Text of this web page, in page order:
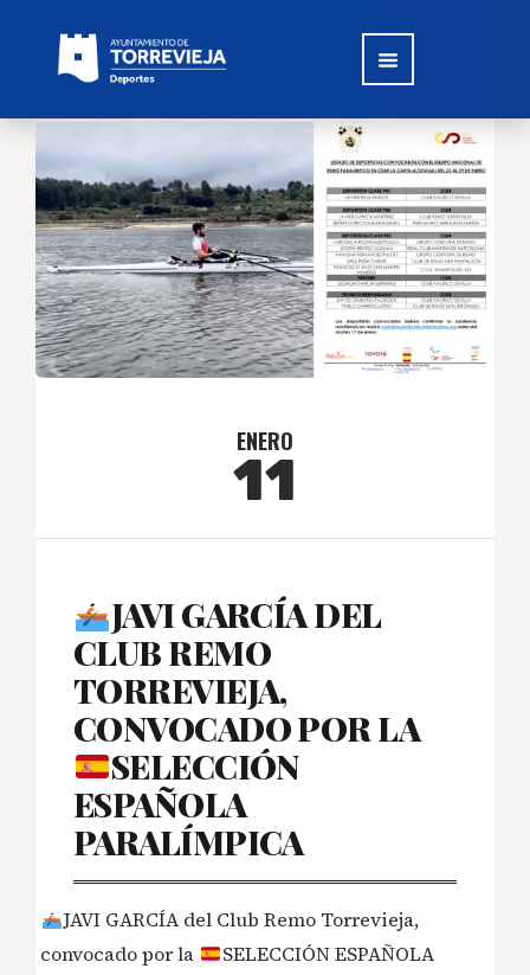
ENERO
11
JAVI GARCÍA DEL
CLUB REMO
TORREVIEJA,
CONVOCADO POR LA
SELECCIÓN
ESPAÑOLA
PARALÍMPICA
JAVI GARCÍA del Club Remo Torrevieja,
convocado por la
SELECCIÓN ESPAÑOLA